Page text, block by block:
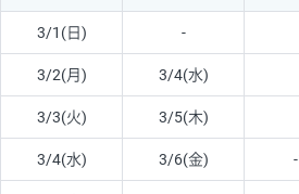
3/1(日) -
3/2(月) 3/4(水)
3/3(火) 3/5(木)
3/4(水) 3/6(金)